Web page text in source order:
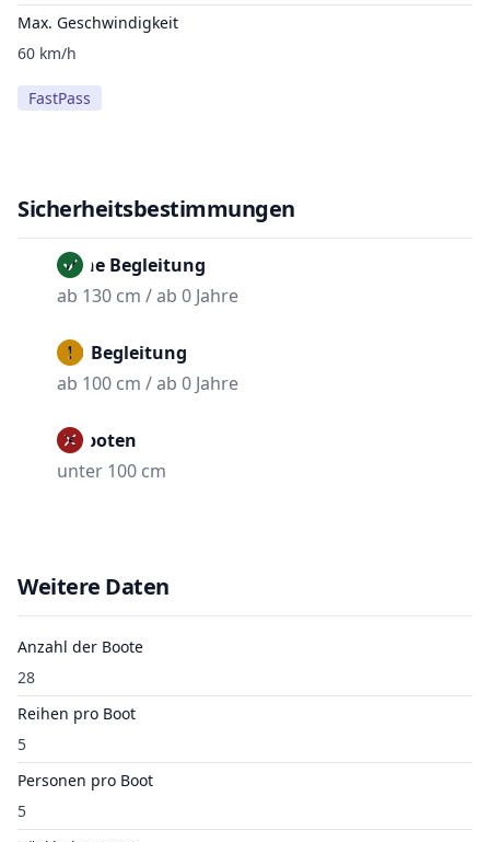
Max. Geschwindigkeit
60 km/h
FastPass
Sicherheitsbestimmungen
Ohne Begleitung
ab 130 cm / ab 0 Jahre
Mit Begleitung
ab 100 cm / ab 0 Jahre
Verboten
unter 100 cm
Weitere Daten
Anzahl der Boote
28
Reihen pro Boot
5
Personen pro Boot
5